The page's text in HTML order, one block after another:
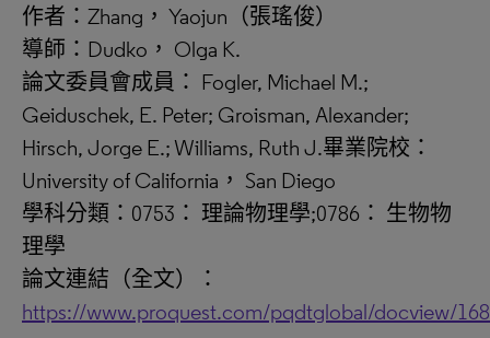
作者：Zhang， Yaojun（張瑤俊）
導師：Dudko， Olga K.
論文委員會成員： Fogler, Michael M.;
Geiduschek, E. Peter; Groisman, Alexander;
Hirsch, Jorge E.; Williams, Ruth J.畢業院校：
University of California， San Diego
學科分類：0753： 理論物理學;0786： 生物物
理學
論文連結（全文）：
https://www.proquest.com/pqdtglobal/docview/